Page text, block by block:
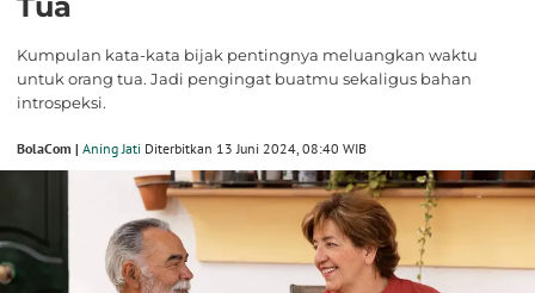
Tua
Kumpulan kata-kata bijak pentingnya meluangkan waktu
untuk orang tua. Jadi pengingat buatmu sekaligus bahan
introspeksi.
BolaCom | Aning Jati Diterbitkan 13 Juni 2024, 08:40 WIB